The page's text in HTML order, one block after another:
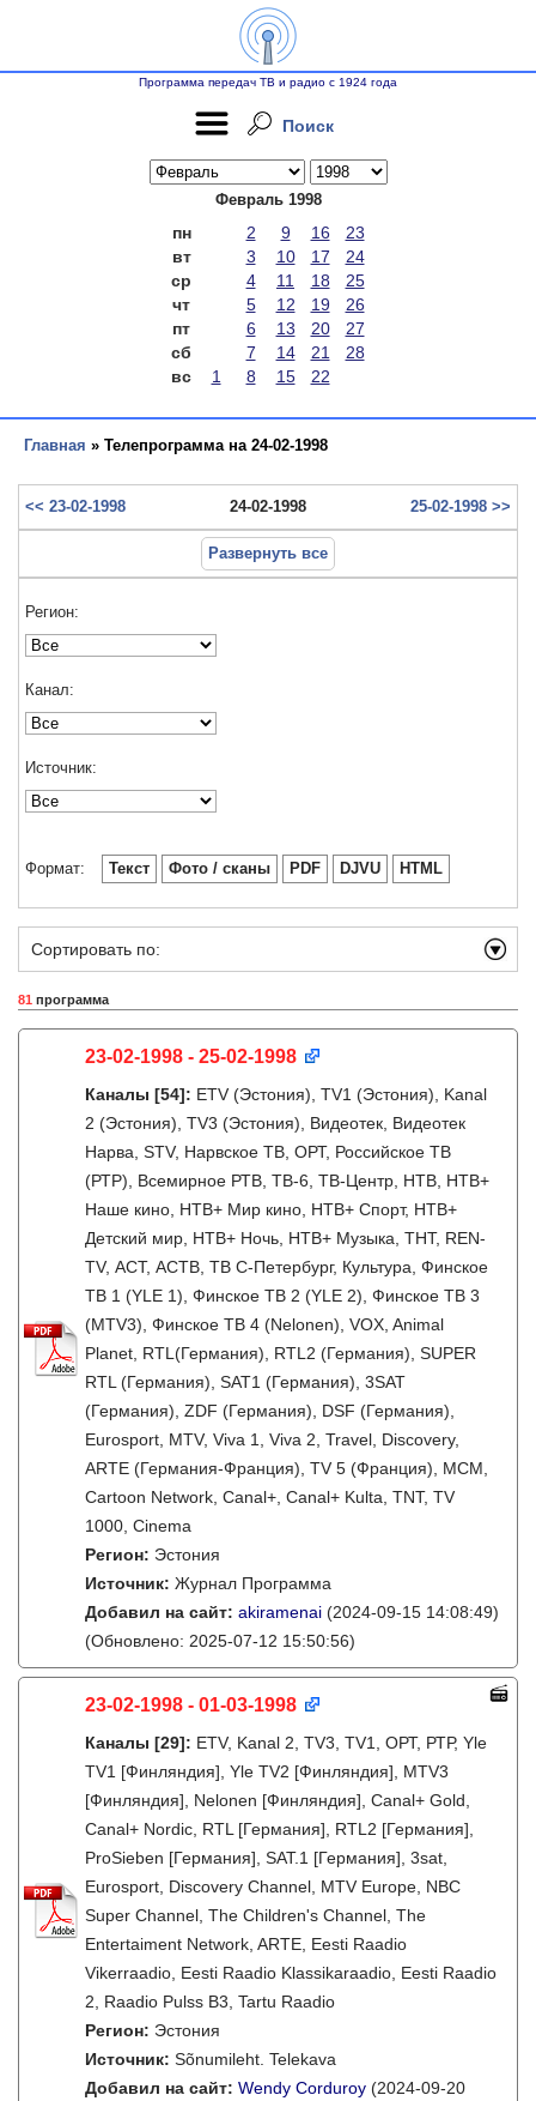
Программа передач ТВ и радио с 1924 года
Поиск
Февраль 1998
пн 2 9 16
23
вт
3 10 17
24
ср
4 11 18
25
чт
5 12 19
26
пт
6 13 20
27
сб
7 14 21
28
вс
1 8 15 22
Главная » Телепрограмма на 24-02-1998
<< 23-02-1998 24-02-1998 25-02-1998 >>
Развернуть все
Регион:
Канал:
Источник:
Формат: Текст Фото / сканы PDF DJVU HTML
Сортировать по:
81 программа
23-02-1998 - 25-02-1998
Каналы [54]: ETV (Эстония), TV1 (Эстония), Kanal
2 (Эстония), TV3 (Эстония), Видеотек, Видеотек
Нарва, STV, Нарвское ТВ, ОРТ, Российское ТВ
(РТР), Всемирное РТВ, ТВ-6, ТВ-Центр, НТВ, НТВ+
Наше кино, НТВ+ Мир кино, НТВ+ Спорт, НТВ+
Детский мир, НТВ+ Ночь, НТВ+ Музыка, ТНТ, REN-
TV, АСТ, АСТВ, ТВ С-Петербург, Культура, Финское
ТВ 1 (YLE 1), Финское ТВ 2 (YLE 2), Финское ТВ 3
(MTV3), Финское ТВ 4 (Nelonen), VOX, Animal
Planet, RTL(Германия), RTL2 (Германия), SUPER
RTL (Германия), SAT1 (Германия), 3SAT
(Германия), ZDF (Германия), DSF (Германия),
Eurosport, MTV, Viva 1, Viva 2, Travel, Discovery,
ARTE (Германия-Франция), TV 5 (Франция), MCM,
Cartoon Network, Canal+, Canal+ Kulta, TNT, TV
1000, Cinema
Регион: Эстония
Источник: Журнал Программа
Добавил на сайт: akiramenai (2024-09-15 14:08:49)
(Обновлено: 2025-07-12 15:50:56)
23-02-1998 - 01-03-1998
Каналы [29]: ETV, Kanal 2, TV3, TV1, ОРТ, РТР, Yle
TV1 [Финляндия], Yle TV2 [Финляндия], MTV3
[Финляндия], Nelonen [Финляндия], Canal+ Gold,
Canal+ Nordic, RTL [Германия], RTL2 [Германия],
ProSieben [Германия], SAT.1 [Германия], 3sat,
Eurosport, Discovery Channel, MTV Europe, NBC
Super Channel, The Children's Channel, The
Entertaiment Network, ARTE, Eesti Raadio
Vikerraadio, Eesti Raadio Klassikaraadio, Eesti Raadio
2, Raadio Pulss B3, Tartu Raadio
Регион: Эстония
Источник: Sõnumileht. Telekava
Добавил на сайт: Wendy Corduroy (2024-09-20